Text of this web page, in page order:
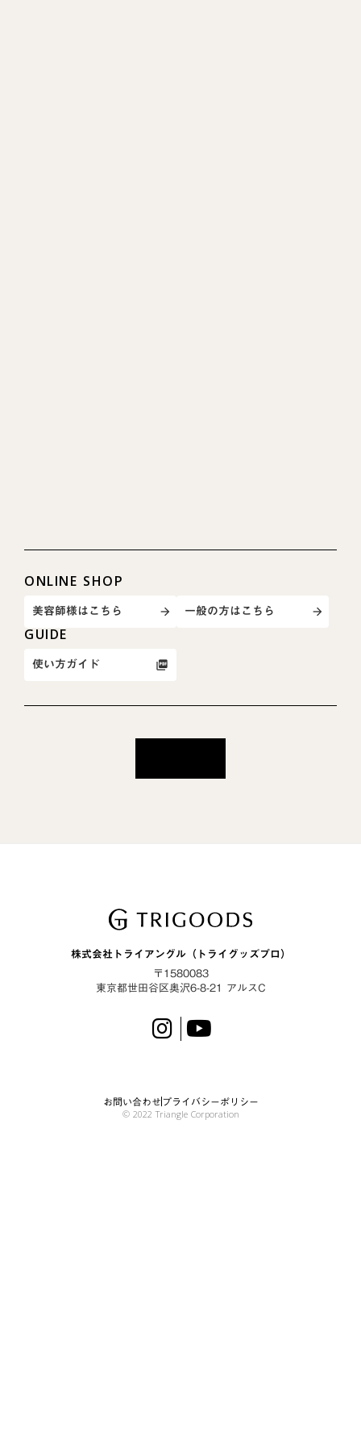
ONLINE SHOP
美容師様はこちら arrow_forward 一般の方はこちら arrow_forward
GUIDE
使い方ガイド picture_as_pdf
株式会社トライアングル（トライグッズプロ）
〒1580083
東京都世田谷区奥沢6-8-21 アルスC
お問い合わせプライバシーポリシー
© 2022 Triangle Corporation